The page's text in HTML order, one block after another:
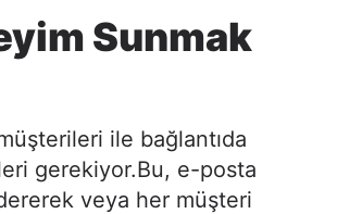
Sunmak
ile bağlantıda
gerekiyor.Bu, e-posta
veya her müşteri